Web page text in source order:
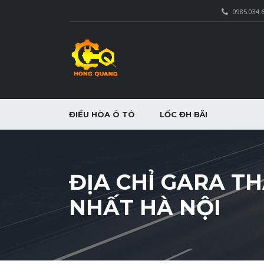
ĐIỀU HÒA Ô TÔ LỐC ĐH BÃI
ĐỊA CHỈ GARA
NHẤT HÀ NỘI